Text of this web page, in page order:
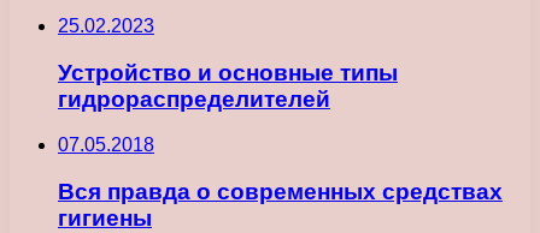
25.02.2023
Устройство и основные типы
гидрораспределителей
07.05.2018
Вся правда о современных средствах
гигиены